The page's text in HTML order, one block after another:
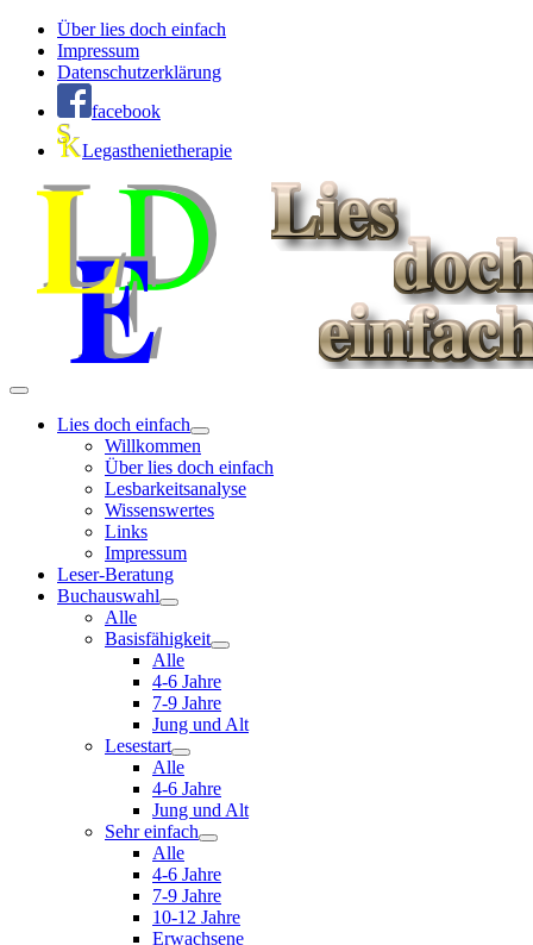
Über lies doch einfach
Impressum
Datenschutzerklärung
facebook
Legasthenietherapie
Lies doch einfach
Willkommen
Über lies doch einfach
Lesbarkeitsanalyse
Wissenswertes
Links
Impressum
Leser-Beratung
Buchauswahl
Alle
Basisfähigkeit
Alle
4-6 Jahre
7-9 Jahre
Jung und Alt
Lesestart
Alle
4-6 Jahre
Jung und Alt
Sehr einfach
Alle
4-6 Jahre
7-9 Jahre
10-12 Jahre
Erwachsene